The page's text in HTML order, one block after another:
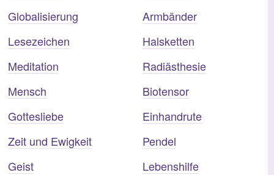
Globalisierung
Lesezeichen
Meditation
Mensch
Gottesliebe
Zeit und Ewigkeit
Geist
Armbänder
Halsketten
Radiästhesie
Biotensor
Einhandrute
Pendel
Lebenshilfe